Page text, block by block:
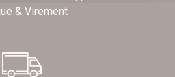
& Virement